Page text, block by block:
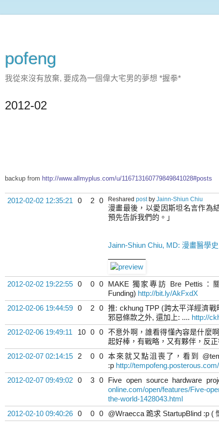
pofeng
我從來沒有放棄, 要成為一個偉大宅男的夢想 *握拳*
2012-02
backup from http://www.allmyplus.com/u/116713160779849841028#posts
2012-02-02 12:35:21 0 2 0 Reshared postby Jainn-Shiun Chiu
漫畫最後，以愛因斯坦名言作為
預先告訴我們的。」
Jainn-Shiun Chiu, MD: 漫畫醫學史
2012-02-02 19:22:55 0 0 0
MAKE 獨家專訪 Bre Pettis：
Funding) http://bit.ly/AkFxdX
2012-02-06 19:44:59 0 2 0 推: ckhung TPP (跨太平洋經濟
邪惡條款之外, 還加上: .... http://
2012-02-06 19:49:11
10 0 0 不意外啊，誰看得懂內容是什麼
起好棒，有戰略，又有夥伴，反
2012-02-07 02:14:15
2 0 0 本來就又點沮喪了，看到
:p http://
2012-02-07 09:49:02 0 3 0
Five open source hardware
online.com/open/features/Five-
the-world-1428043.html
2012-02-10 09:40:26 0 0 0
@Wraecca 跪求 StartupBlind :p (